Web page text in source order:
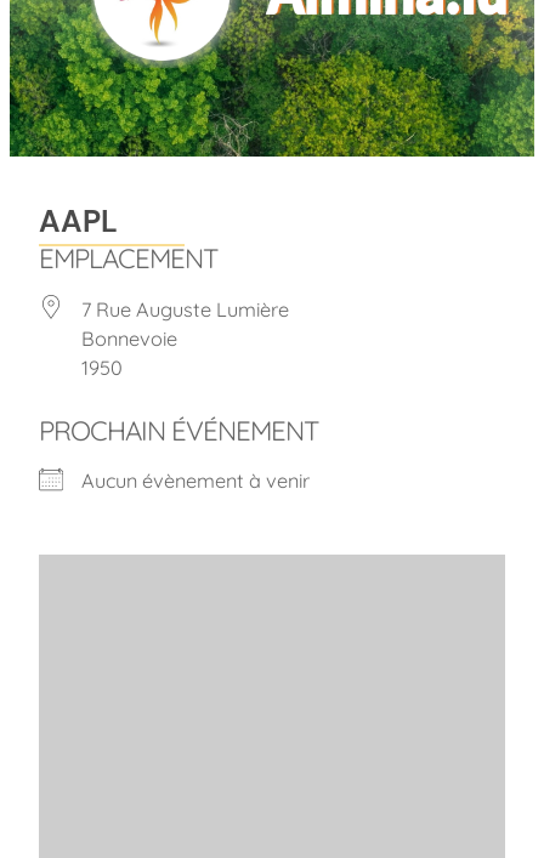
AAPL
EMPLACEMENT
7 Rue Auguste Lumière
Bonnevoie
1950
PROCHAIN ÉVÉNEMENT
Aucun évènement à venir